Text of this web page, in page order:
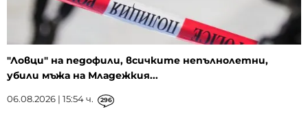
"Ловци" на педофили, всичките непълнолетни,
убили мъжа на Младежкия...
06.08.2026 | 15:54 ч. 296